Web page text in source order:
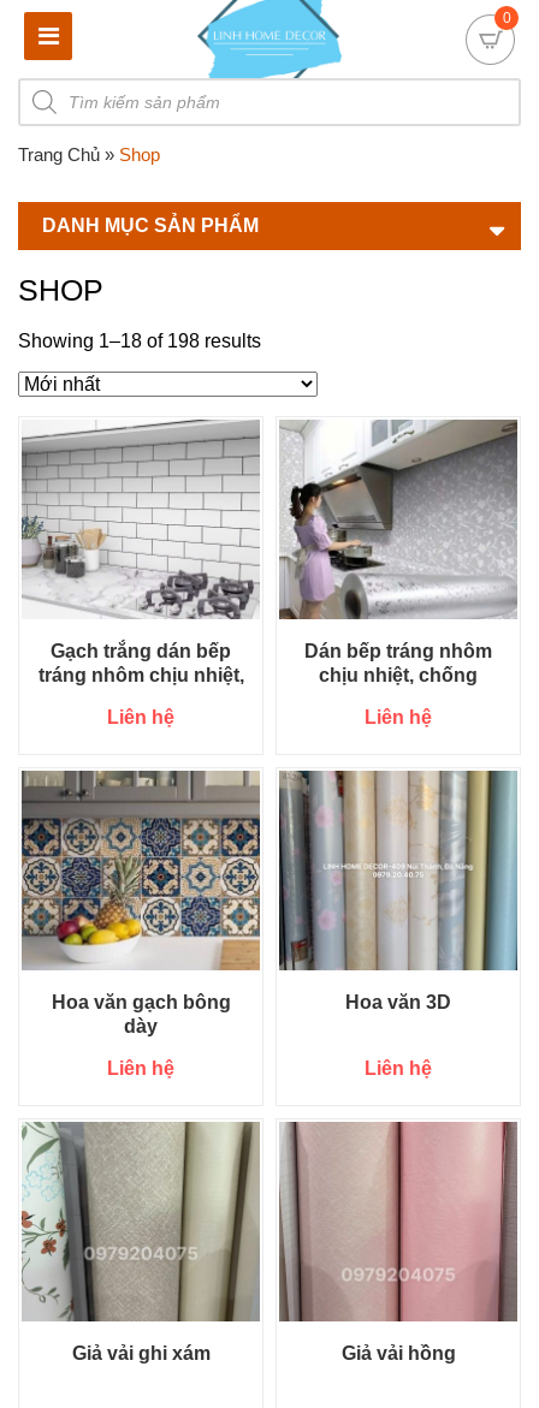
0
Products
search
Trang Chủ » Shop
DANH MỤC SẢN PHẨM
SHOP
Showing 1–18 of 198 results
Gạch trắng dán bếp
tráng nhôm chịu nhiệt,
Liên hệ
Dán bếp tráng nhôm
chịu nhiệt, chống
Liên hệ
Hoa văn gạch bông
dày
Liên hệ
Hoa văn 3D
Liên hệ
Giả vải ghi xám Giả vải hồng